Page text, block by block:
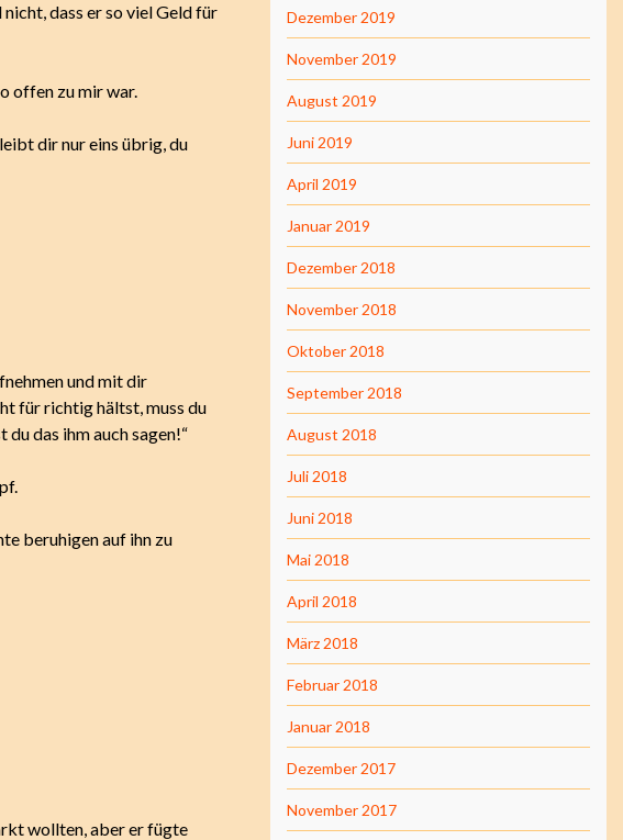
dass er so viel Geld für
offen zu mir war.
dir nur eins übrig, du
und mit dir
für richtig hältst, muss du
du das ihm auch sagen!“
beruhigen auf ihn zu
wollten, aber er fügte
Dezember 2019
November 2019
August 2019
Juni 2019
April 2019
Januar 2019
Dezember 2018
November 2018
Oktober 2018
September 2018
August 2018
Juli 2018
Juni 2018
Mai 2018
April 2018
März 2018
Februar 2018
Januar 2018
Dezember 2017
November 2017